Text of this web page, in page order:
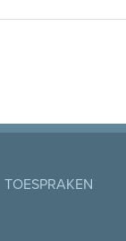
TOESPRAKEN